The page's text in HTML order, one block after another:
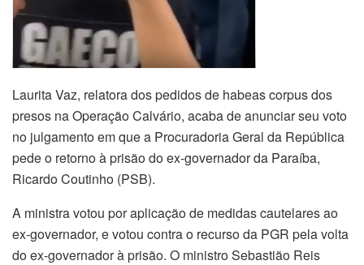
Laurita Vaz, relatora dos pedidos de habeas corpus dos
presos na Operação Calvário, acaba de anunciar seu voto
no julgamento em que a Procuradoria Geral da República
pede o retorno à prisão do ex-governador da Paraíba,
Ricardo Coutinho (PSB).
A ministra votou por aplicação de medidas cautelares ao
ex-governador, e votou contra o recurso da PGR pela volta
do ex-governador à prisão. O ministro Sebastião Reis